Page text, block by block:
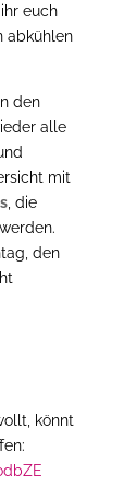
euch
abkühlen
den
alle
mit
, die
den
könnt